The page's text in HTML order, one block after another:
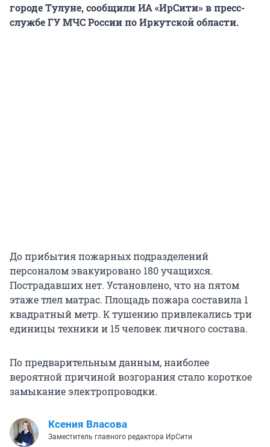
городе Тулуне, сообщили ИА «ИрСити» в пресс-
службе ГУ МЧС России по Иркутской области.
До прибытия пожарных подразделений
персоналом эвакуировано 180 учащихся.
Пострадавших нет. Установлено, что на пятом
этаже тлел матрас. Площадь пожара составила 1
квадратный метр. К тушению привлекались три
единицы техники и 15 человек личного состава.
По предварительным данным, наиболее
вероятной причиной возгорания стало короткое
замыкание электропроводки.
Ксения Власова
Заместитель главного редактора ИрСити